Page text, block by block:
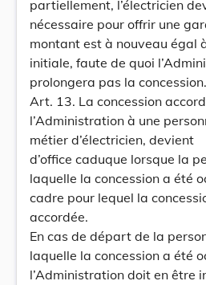
partiellement, l’électricien
nécessaire pour offrir une
montant est à nouveau égal
initiale, faute de quoi
prolongera pas la concession.
Art. 13. La concession
l’Administration à une
métier d’électricien, devient
d’office caduque lorsque la
laquelle la concession a été
cadre pour lequel la
accordée.
En cas de départ de la
laquelle la concession a été
l’Administration doit en être